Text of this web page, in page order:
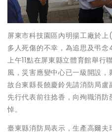
屏東市科技園區內明揚工廠於
多人死傷的不幸，為追思及弔
上午11點在屏東縣立體育館舉行
風，災害應變中心已一級開設，
故台東縣長饒慶鈴先請消防局
先行代表前往捻香，向殉職消
悼。
臺東縣消防局表示，生產高爾